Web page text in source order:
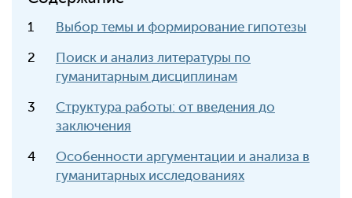
Выбор темы и формирование гипотезы
Поиск и анализ литературы по
гуманитарным дисциплинам
Структура работы: от введения до
заключения
Особенности аргументации и анализа в
гуманитарных исследованиях